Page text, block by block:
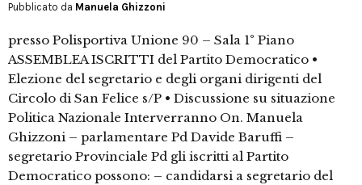
Pubblicato da Manuela Ghizzoni
presso Polisportiva Unione 90 – Sala 1° Piano
ASSEMBLEA ISCRITTI del Partito Democratico •
Elezione del segretario e degli organi dirigenti del
Circolo di San Felice s/P • Discussione su situazione
Politica Nazionale Interverranno On. Manuela
Ghizzoni – parlamentare Pd Davide Baruffi –
segretario Provinciale Pd gli iscritti al Partito
Democratico possono: – candidarsi a segretario del